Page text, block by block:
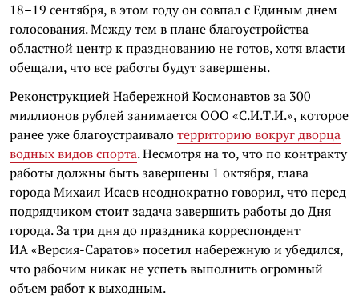
18–19 сентября, в этом году он совпал с Единым днем
голосования. Между тем в плане благоустройства
областной центр к празднованию не готов, хотя власти
обещали, что все работы будут завершены.
Реконструкцией Набережной Космонавтов за 300
миллионов рублей занимается ООО «С.И.Т.И.», которое
ранее уже благоустраивалотерриторию вокруг дворца
водных видов спорта. Несмотря на то, что по контракту
работы должны быть завершены 1 октября, глава
города Михаил Исаев неоднократно говорил, что перед
подрядчиком стоит задача завершить работы до Дня
города. За три дня до праздника корреспондент
ИА «Версия-Саратов» посетил набережную и убедился,
что рабочим никак не успеть выполнить огромный
объем работ к выходным.